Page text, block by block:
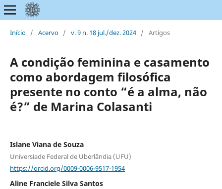
Início / Acervo / v. 9 n. 18 jul./dez. 2024 / Artigos
A condição feminina e casamento
como abordagem filosófica
presente no conto “é a alma, não
é?” de Marina Colasanti
Islane Viana de Souza
Universiade Federal de Uberlândia (UFU)
https://orcid.org/0009-0006-9517-1954
Aline Franciele Silva Santos